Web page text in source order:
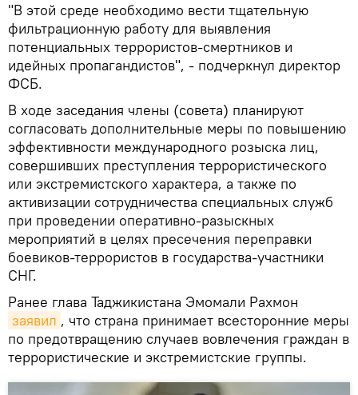
"В этой среде необходимо вести тщательную
фильтрационную работу для выявления
потенциальных террористов-смертников и
идейных пропагандистов", - подчеркнул директор
ФСБ.
В ходе заседания члены (совета) планируют
согласовать дополнительные меры по повышению
эффективности международного розыска лиц,
совершивших преступления террористического
или экстремистского характера, а также по
активизации сотрудничества специальных служб
при проведении оперативно-разыскных
мероприятий в целях пресечения переправки
боевиков-террористов в государства-участники
СНГ.
Ранее глава Таджикистана Эмомали Рахмон
заявил , что страна принимает всесторонние меры
по предотвращению случаев вовлечения граждан в
террористические и экстремистские группы.